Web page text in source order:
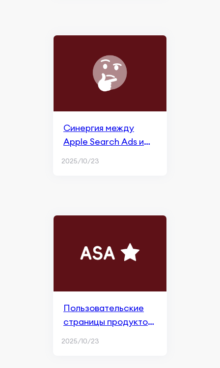
Синергия между
Apple Search Ads и
2025/10/23
Пользовательские
страницы продуктов
2025/10/23